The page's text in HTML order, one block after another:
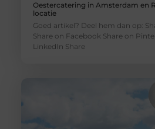
Oestercatering in Amsterdam en
locatie
Goed artikel? Deel hem dan op:
Share on Facebook Share on
LinkedIn Share